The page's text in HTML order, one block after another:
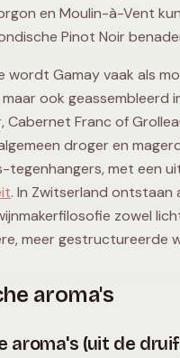
en Moulin-à-Vent
Pinot Noir
wordt Gamay vaak als
ook geassembleerd
Cabernet Franc of
droger en
tegenhangers, met een
. In Zwitserland ontstaan
zowel
meer gestructureerde
aroma's
aroma's (uit de